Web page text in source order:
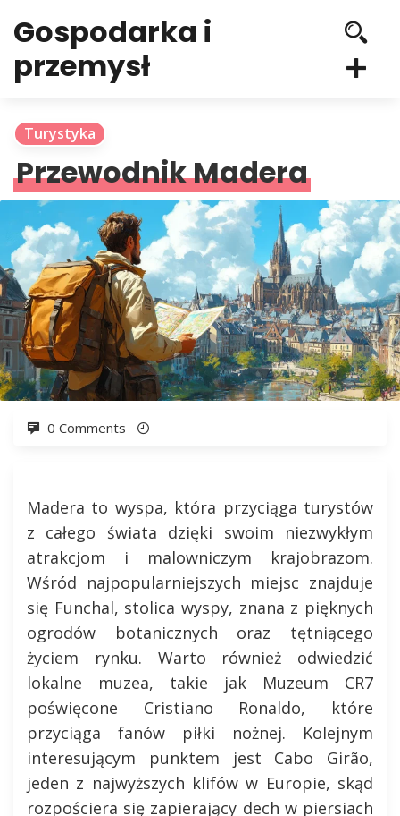
Gospodarka i
przemysł
Turystyka
Przewodnik Madera
0 Comments
Madera to wyspa, która przyciąga turystów
z całego świata dzięki swoim niezwykłym
atrakcjom i malowniczym krajobrazom.
Wśród najpopularniejszych miejsc znajduje
się Funchal, stolica wyspy, znana z pięknych
ogrodów botanicznych oraz tętniącego
życiem rynku. Warto również odwiedzić
lokalne muzea, takie jak Muzeum CR7
poświęcone Cristiano Ronaldo, które
przyciąga fanów piłki nożnej. Kolejnym
interesującym punktem jest Cabo Girão,
jeden z najwyższych klifów w Europie, skąd
rozpościera się zapierający dech w piersiach